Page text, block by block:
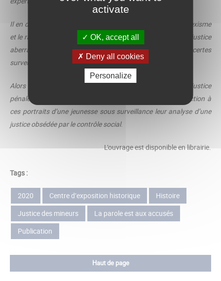
Il en dit long sur les préjugés de classe et de genre, sur le sexisme
et le racisme qui prévalaient, conduisant à des décisions de justice
aberrantes, lourdes de conséquences pour une jeunesse certes
surveillée mais ni écoutée, ni entendue.
Alors que se dessinent les contours d’un nouveau code de justice
pénale des mineurs, les deux auteurs délivrent en introduction à
ces portraits d’une jeunesse sous surveillance leur analyse d’une
justice obsédée par le contrôle social.
L’ouvrage est disponible en librairie.
Tags :
2020 Centre d’exposition historique
Histoire
Justice des mineurs
La parole est aux accusés
Publication
Haut de page
activate
OK, accept all
Deny all cookies
Personalize